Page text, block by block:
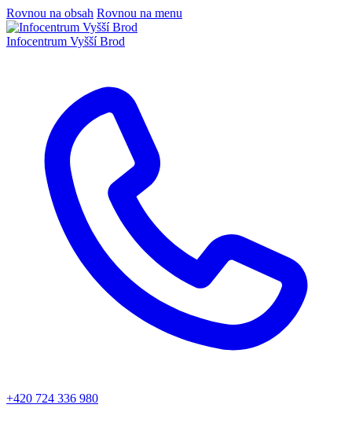
Rovnou na obsah Rovnou na menu
Infocentrum Vyšší Brod
+420 724 336 980